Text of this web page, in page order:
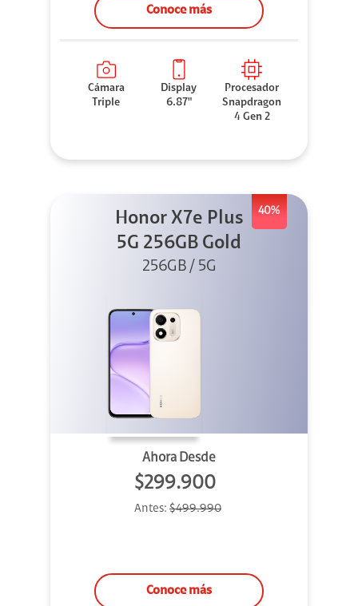
Conoce más
Cámara
Triple
Display
6.87"
Procesador
Snapdragon
4 Gen 2
40%
Honor X7e Plus
5G 256GB Gold
256GB / 5G
Ahora Desde
$299.900
Antes: $499.990
Conoce más